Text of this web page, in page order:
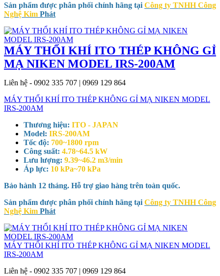
Sản phẩm được phân phối chính hãng tại Công ty TNHH Công
Nghệ Kim Phát
MÁY THỔI KHÍ ITO THÉP KHÔNG GỈ
MẠ NIKEN MODEL IRS-200AM
Liên hệ - 0902 335 707 | 0969 129 864
MÁY THỔI KHÍ ITO THÉP KHÔNG GỈ MẠ NIKEN MODEL
IRS-200AM
Thương hiệu: ITO - JAPAN
Model: IRS-200AM
Tốc độ: 700~1800 rpm
Công suất: 4.78~64.5 kW
Lưu lượng: 9.39~46.2 m3/min
Áp lực: 10 kPa~70 kPa
Bảo hành 12 tháng. Hỗ trợ giao hàng trên toàn quốc.
Sản phẩm được phân phối chính hãng tại Công ty TNHH Công
Nghệ Kim Phát
MÁY THỔI KHÍ ITO THÉP KHÔNG GỈ MẠ NIKEN MODEL
IRS-200AM
Liên hệ - 0902 335 707 | 0969 129 864